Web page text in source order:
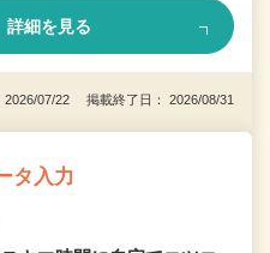
詳細を見る
2026/07/22 掲載終了日： 2026/08/31
タ入力